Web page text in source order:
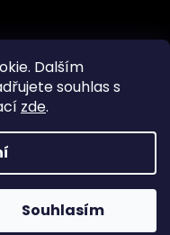
Dalším
souhlas s
zde.
Souhlasím
Premium
. Všechna práva